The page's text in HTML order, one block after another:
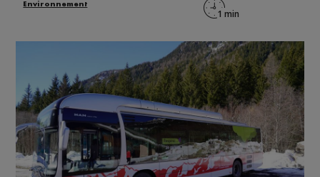
Environnement